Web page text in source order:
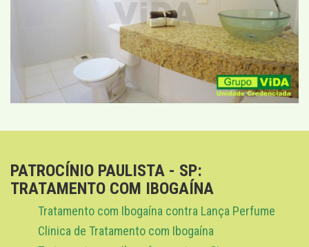
PATROCÍNIO PAULISTA - SP:
TRATAMENTO COM IBOGAÍNA
Tratamento com Ibogaína contra Lança Perfume
Clinica de Tratamento com Ibogaína